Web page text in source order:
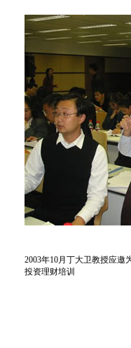
2003年10月丁大卫教授应邀
投资理财培训